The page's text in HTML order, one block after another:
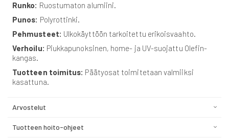
Runko: Ruostumaton alumiini.
Punos: Polyrottinki.
Pehmusteet: Ulkokäyttöön tarkoitettu erikoisvaahto.
Verhoilu: Piukkapunoksinen, home- ja UV-suojattu Olefin-
kangas.
Tuotteen toimitus: Päätyosat toimitetaan valmiiksi
kasattuna.
Arvostelut
Tuotteen hoito-ohjeet